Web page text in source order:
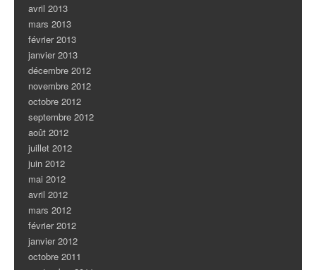
avril 2013
mars 2013
février 2013
janvier 2013
décembre 2012
novembre 2012
octobre 2012
septembre 2012
août 2012
juillet 2012
juin 2012
mai 2012
avril 2012
mars 2012
février 2012
janvier 2012
octobre 2011